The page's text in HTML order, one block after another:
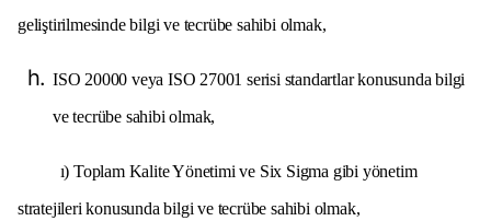
geliştirilmesinde bilgi ve tecrübe sahibi olmak,
ISO 20000 veya ISO 27001 serisi standartlar konusunda bilgi
ve tecrübe sahibi olmak,
ı) Toplam Kalite Yönetimi ve Six Sigma gibi yönetim
stratejileri konusunda bilgi ve tecrübe sahibi olmak,